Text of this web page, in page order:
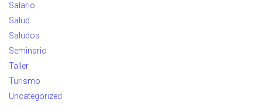
Salario
Salud
Saludos
Seminario
Taller
Turismo
Uncategorized